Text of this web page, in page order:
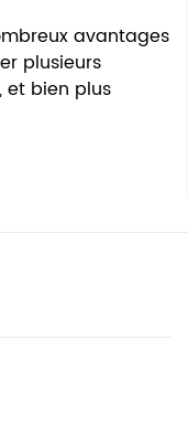
avantages
plusieurs
et bien plus